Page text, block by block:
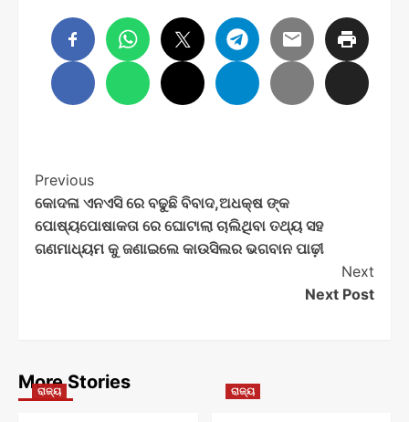
Post
Navigation
Previous
କୋଦଳା ଏନଏସି ରେ ବଢୁଛି ବିବାଦ,ଅଧକ୍ଷ ଙ୍କ
ପୋଷ୍ୟପୋଷାକତା ରେ ଘୋଟାଲା ଚାଲିଥିବା ତଥ୍ୟ ସହ
ଗଣମାଧ୍ୟମ କୁ ଜଣାଇଲେ କାଉସିଲର ଭଗବାନ ପାଢ଼ୀ
Next
Next Post
More Stories
ରାଜ୍ୟ ରାଜ୍ୟ